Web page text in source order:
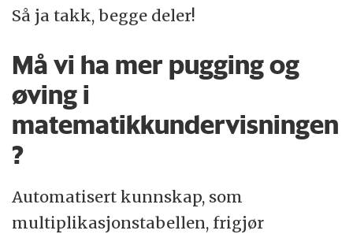
Så ja takk, begge deler!
Må vi ha mer pugging og
øving i
matematikkundervisningen
?
Automatisert kunnskap, som
multiplikasjonstabellen, frigjør